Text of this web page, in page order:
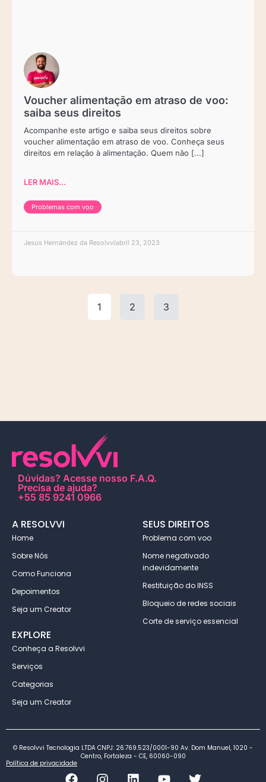
Voucher alimentação em atraso de voo:
saiba seus direitos
Acompanhe este artigo e saiba seus direitos sobre
voucher alimentação em atraso de voo. Conheça seus
direitos em relação à alimentação. Quem não [...]
LER MAIS...
Problemas com voo
Jesus Hernández da Resolvviabril 23, 2023
1 2 3
Dúvidas? Acesse nosso F.A.Q.
Precisa de ajuda?
+55 85 9241 0966
A RESOLVVI
Home
Sobre Nós
Como Funciona
Depoimentos
Seja um Creator
SEUS DIREITOS
Problema com voo
Nome negativado
indevidamente
Restituição do INSS
Bloqueio de redes sociais
Corte de serviço essencial
EXPLORE
Conheça a Resolvvi
Serviços
Categorias
Seja um Creator
© Resolvvi Tecnologia LTDA CNPJ: 26.769.523/0001-90 Av. Dom Manuel, 1020 -
Centro, Fortaleza - CE, 60060-090
Política de privacidade